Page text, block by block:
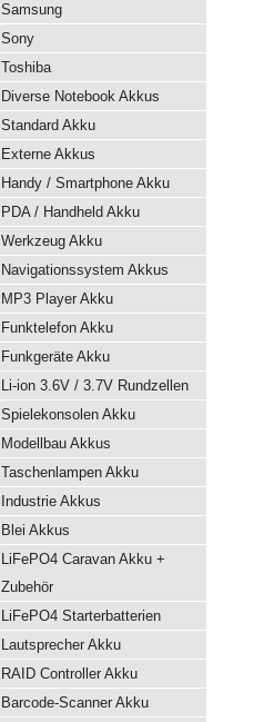
Samsung
Sony
Toshiba
Diverse Notebook Akkus
Standard Akku
Externe Akkus
Handy / Smartphone Akku
PDA / Handheld Akku
Werkzeug Akku
Navigationssystem Akkus
MP3 Player Akku
Funktelefon Akku
Funkgeräte Akku
Li-ion 3.6V / 3.7V Rundzellen
Spielekonsolen Akku
Modellbau Akkus
Taschenlampen Akku
Industrie Akkus
Blei Akkus
LiFePO4 Caravan Akku +
Zubehör
LiFePO4 Starterbatterien
Lautsprecher Akku
RAID Controller Akku
Barcode-Scanner Akku